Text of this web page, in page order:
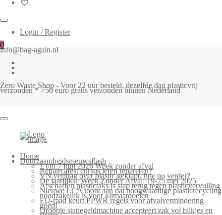
Login / Register
0
info@bag-again.nl
Zero Waste Shop - Voor 22 uur besteld, dezelfde dag plasticvrij
verzonden * >50 euro gratis verzonden binnen Nederland
Home
Duurzaamheidsnieuwsflash
1 t/m 7 juni 2026 Week zonder afval
Repaircafés: cursus leren repareren?
VN verdrag over plastic geklapt, hoe nu verder?
De jaarlijkse Week Zonder Afval: 19-25 mei 2025
Afschaffen plastictaks is stap terug tegen plasticvervuiling
Nieuwe LCA toont aan dat hoogwaardige plasticrecycling
noodzakelijk is voor klimaatdoelen
EU-raad keurt PPWR regels voor afvalvermindering
goed!
Droppie statiegeldmachine accepteert zak vol blikjes en